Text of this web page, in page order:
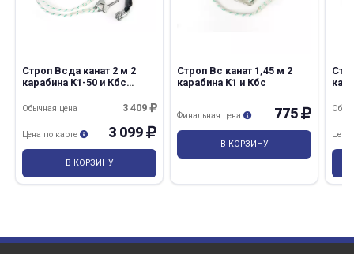
Строп Всда канат 2 м 2
карабина К1-50 и Кбс
амортизатором
3 409
Обычная цена
3 099
Цена по карте
В КОРЗИНУ
Строп Вс канат 1,45 м 2
карабина К1 и Кбс
775
Финальная цена
В КОРЗИНУ
Цена